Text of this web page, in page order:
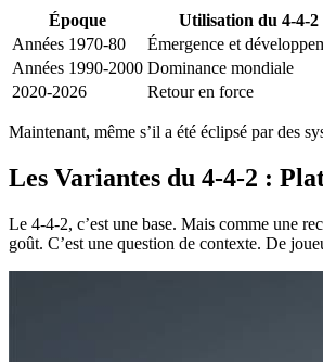
Époque Utilisation du 4-4-2
Années 1970-80
Émergence et
Années 1990-2000 Dominance mondiale
2020-2026
Retour en force
Maintenant, même s’il a été éclipsé par des
Les Variantes du 4-4-2 :
Le 4-4-2, c’est une base. Mais comme une
goût. C’est une question de contexte. De